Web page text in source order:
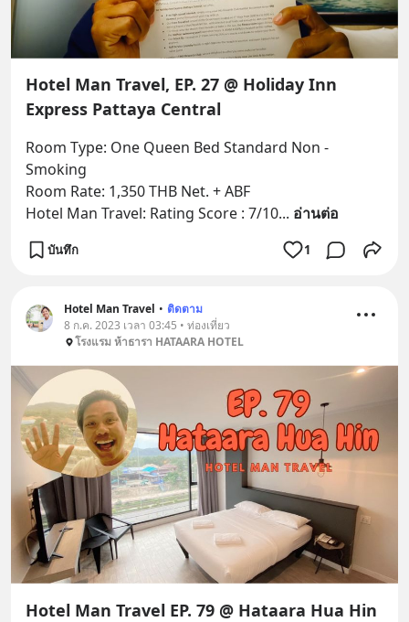
Hotel Man Travel, EP. 27 @ Holiday Inn
Express Pattaya Central
Room Type: One Queen Bed Standard Non -
Smoking
Room Rate: 1,350 THB Net. + ABF
Hotel Man Travel: Rating Score : 7/10... อ่านต่อ
บันทึก 1
Hotel Man Travel • ติดตาม
8 ก.ค. 2023 เวลา 03:45 • ท่องเที่ยว
โรงแรม ห้าธารา HATAARA HOTEL
Hotel Man Travel EP. 79 @ Hataara Hua Hin